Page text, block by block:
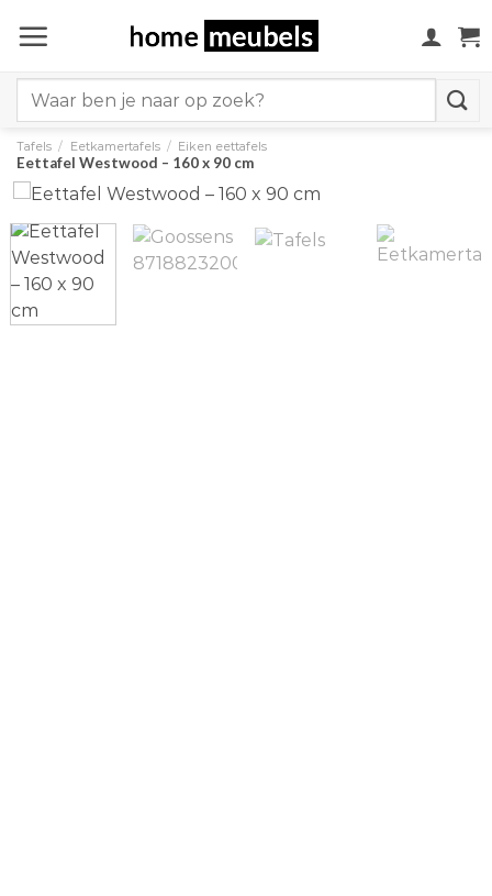
naar
for:
Tafels / Eetkamertafels / Eiken eettafels
Eettafel Westwood – 160 x 90 cm